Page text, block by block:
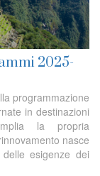
2025-
programmazione
in destinazioni
la propria
nasce
esigenze dei